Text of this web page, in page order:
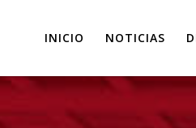
INICIO NOTICIAS